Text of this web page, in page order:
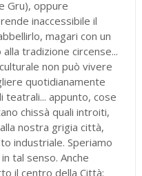
Gru), oppure
inaccessibile il
magari con un
tradizione circense...
non può vivere
quotidianamente
appunto, cose
chissà quali introiti,
nostra grigia città,
industriale. Speriamo
tal senso. Anche
il centro della Città: